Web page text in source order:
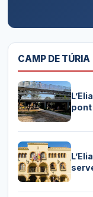
CAMP DE TÚRIA
pont